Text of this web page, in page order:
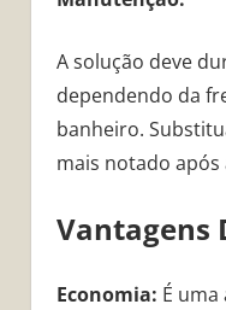
A solução deve
dependendo da
banheiro.
mais notado após
Vantagens
Economia: É